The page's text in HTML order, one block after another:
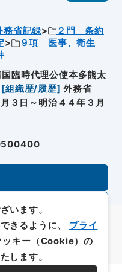
務省記録
２門 条約
９項 医事、衛生
国臨時代理公使本多熊太
[組織歴/履歴] 外務省
３日～明治４４年３月
います。
きるように、 プライ
ッキー（Cookie）の
します。